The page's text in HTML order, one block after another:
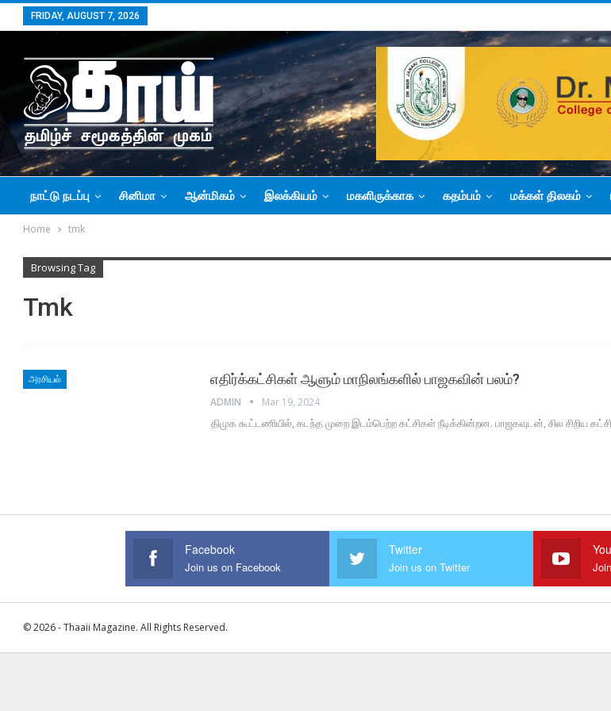
FRIDAY, AUGUST 7, 2026
நாட்டு நடப்பு சினிமா ஆன்மிகம் இலக்கியம் மகளிருக்காக கதம்பம் மக்கள் திலகம்
Home tmk
Browsing Tag
Tmk
அரசியல் எதிர்க்கட்சிகள் ஆளும் மாநிலங்களில் பாஜகவின் பலம்?
ADMIN Mar 19, 2024
திமுக கூட்டணியில், கடந்த முறை இடம்பெற்ற கட்சிகள் நீடிக்கின்றன. பாஜகவுடன், சில சிறிய
Facebook
Join us on Facebook
Twitter
Join us on Twitter
© 2026 - Thaaii Magazine. All Rights Reserved.